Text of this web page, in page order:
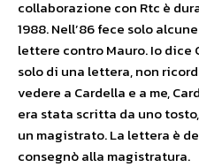
collaborazione con Rtc è
1988. Nell’86 fece solo
lettere contro Mauro. Io dice
solo di una lettera, non
vedere a Cardella e a me,
era stata scritta da uno
un magistrato. La lettera è
consegnò alla magistratura.